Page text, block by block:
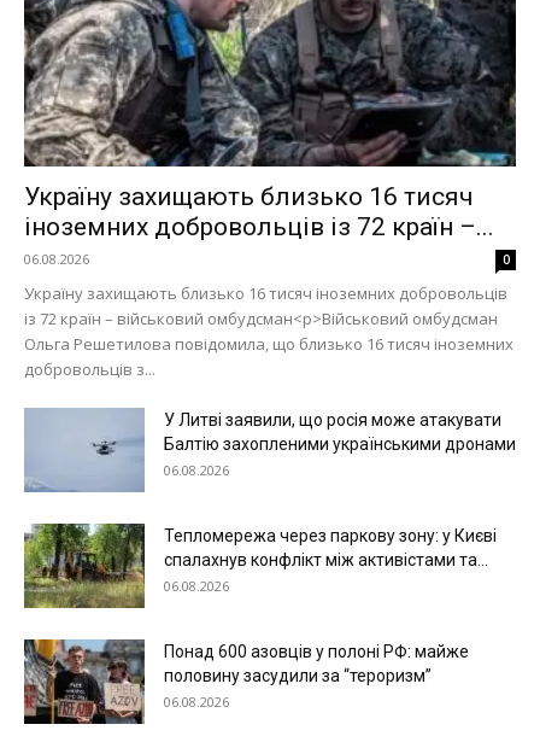
Меню
Київ
Україна
Економіка
Політика
Світ
Технології
Україну захищають близько 16 тисяч
іноземних добровольців із 72 країн –...
06.08.2026 0
Україну захищають близько 16 тисяч іноземних добровольців
із 72 країн – військовий омбудсман<p>Військовий омбудсман
Ольга Решетилова повідомила, що близько 16 тисяч іноземних
добровольців з...
У Литві заявили, що росія може атакувати
Балтію захопленими українськими дронами
06.08.2026
Тепломережа через паркову зону: у Києві
спалахнув конфлікт між активістами та...
06.08.2026
Понад 600 азовців у полоні РФ: майже
половину засудили за “тероризм”
06.08.2026